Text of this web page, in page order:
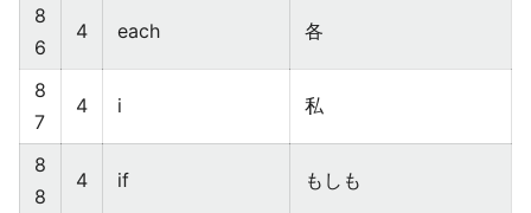
8
6
4 each 各
8
7
4 i 私
8
8
4 if もしも